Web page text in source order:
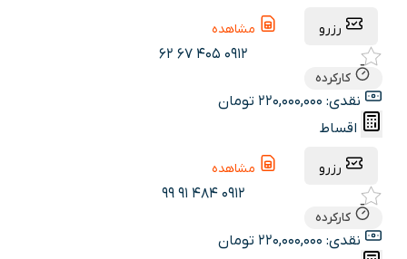
رزرو مشاهده
0912 405 67 62
کارکرده
نقدی: 220,000,000 تومان
اقساط
رزرو مشاهده
0912 484 91 99
کارکرده
نقدی: 220,000,000 تومان